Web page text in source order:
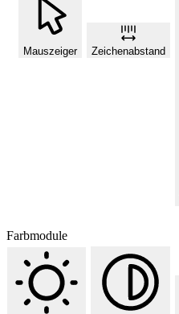
Mauszeiger Zeichenabstand
Farbmodule